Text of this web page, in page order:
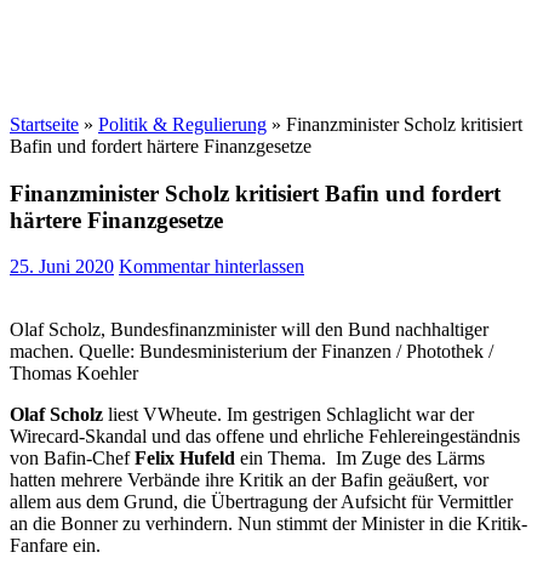
Startseite » Politik & Regulierung » Finanzminister Scholz kritisiert
Bafin und fordert härtere Finanzgesetze
Finanzminister Scholz kritisiert Bafin und fordert
härtere Finanzgesetze
25. Juni 2020 Kommentar hinterlassen
Olaf Scholz, Bundesfinanzminister will den Bund nachhaltiger
machen. Quelle: Bundesministerium der Finanzen / Photothek /
Thomas Koehler
Olaf Scholz liest VWheute. Im gestrigen Schlaglicht war der
Wirecard-Skandal und das offene und ehrliche Fehlereingeständnis
von Bafin-ChefFelix Hufeld ein Thema. Im Zuge des Lärms
hatten mehrere Verbände ihre Kritik an der Bafin geäußert, vor
allem aus dem Grund, die Übertragung der Aufsicht für Vermittler
an die Bonner zu verhindern. Nun stimmt der Minister in die Kritik-
Fanfare ein.